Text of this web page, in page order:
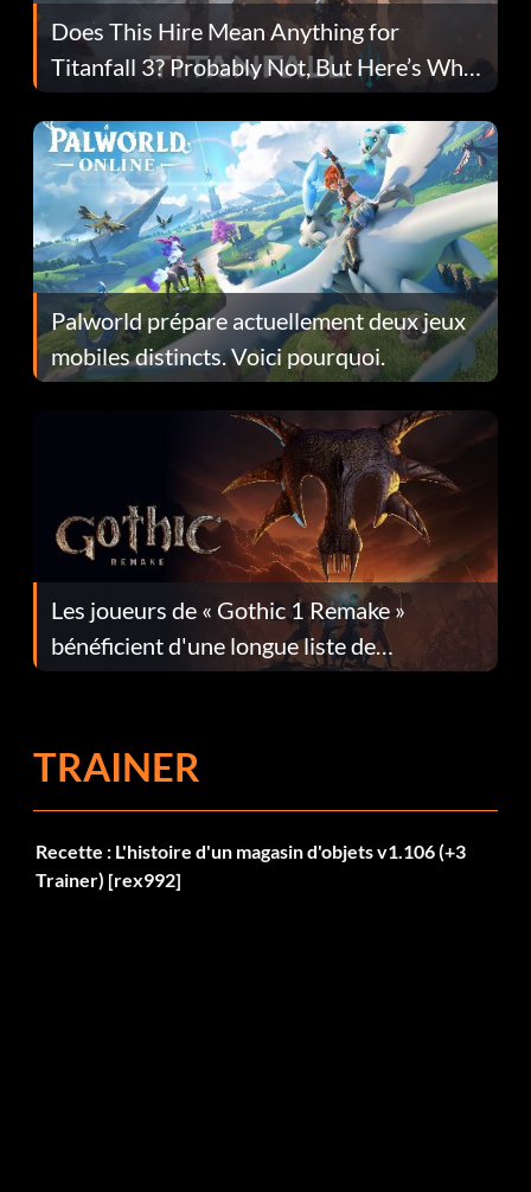
Does This Hire Mean Anything for
Titanfall 3? Probably Not, But Here’s Why
Fans Are Hopeful
Palworld prépare actuellement deux jeux
mobiles distincts. Voici pourquoi.
Les joueurs de « Gothic 1 Remake »
bénéficient d'une longue liste de
corrections dans la mise à jour 1.0.4
TRAINER
Recette : L'histoire d'un magasin d'objets v1.106 (+3
Trainer) [rex992]